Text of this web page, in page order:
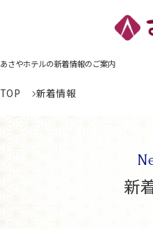
あさやホテルの新着情報のご案内
TOP 新着情報
新